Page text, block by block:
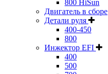
800 HiSun
Двигатель в сборе
Детали руля
400-450
800
Инжектор EFI
400
500